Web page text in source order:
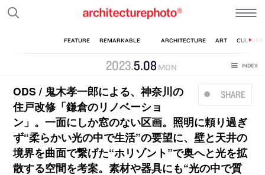
2023.5.08 MON
SHARE
ODS / 鬼木孝一郎による、神奈川の
住戸改修「鎌倉のリノベーショ
ン」。一面にしか窓のない区画。照明に頼り過ぎ
ず“柔らかい光の中で生活”の要望に、壁と天井の
境界を曲面で繋げた“ホリゾント”で奥へと光を拡
散する空間を考案。素材や器具にも“光の中で質